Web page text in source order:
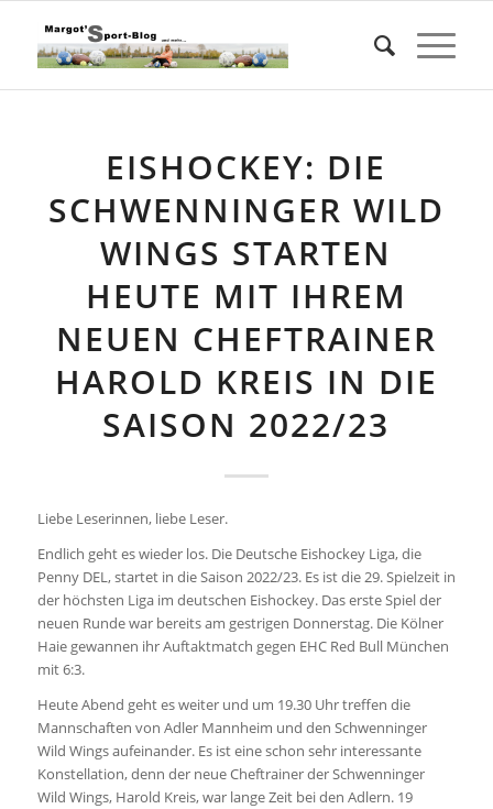
EISHOCKEY: DIE
SCHWENNINGER WILD
WINGS STARTEN
HEUTE MIT IHREM
NEUEN CHEFTRAINER
HAROLD KREIS IN DIE
SAISON 2022/23
Liebe Leserinnen, liebe Leser.
Endlich geht es wieder los. Die Deutsche Eishockey Liga, die
Penny DEL, startet in die Saison 2022/23. Es ist die 29. Spielzeit in
der höchsten Liga im deutschen Eishockey. Das erste Spiel der
neuen Runde war bereits am gestrigen Donnerstag. Die Kölner
Haie gewannen ihr Auftaktmatch gegen EHC Red Bull München
mit 6:3.
Heute Abend geht es weiter und um 19.30 Uhr treffen die
Mannschaften von Adler Mannheim und den Schwenninger
Wild Wings aufeinander. Es ist eine schon sehr interessante
Konstellation, denn der neue Cheftrainer der Schwenninger
Wild Wings, Harold Kreis, war lange Zeit bei den Adlern. 19